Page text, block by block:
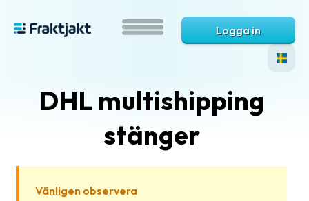
Logga in
DHL multishipping
stänger
Vänligen observera